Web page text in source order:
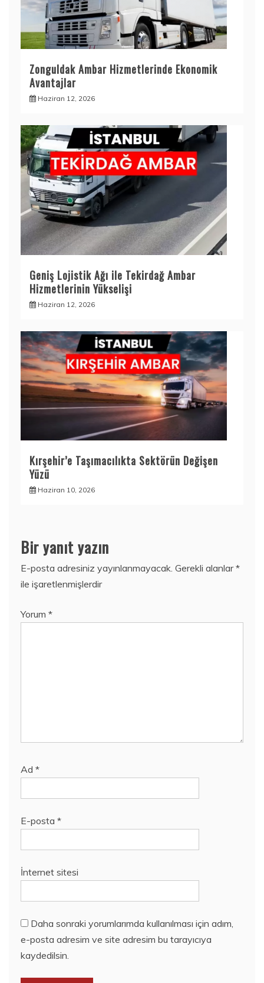
Zonguldak Ambar Hizmetlerinde Ekonomik
Avantajlar
Haziran 12, 2026
Geniş Lojistik Ağı ile Tekirdağ Ambar
Hizmetlerinin Yükselişi
Haziran 12, 2026
Kırşehir’e Taşımacılıkta Sektörün Değişen
Yüzü
Haziran 10, 2026
Bir yanıt yazın
E-posta adresiniz yayınlanmayacak. Gerekli alanlar*
ile işaretlenmişlerdir
Yorum *
Ad *
E-posta *
İnternet sitesi
Daha sonraki yorumlarımda kullanılması için adım,
e-posta adresim ve site adresim bu tarayıcıya
kaydedilsin.